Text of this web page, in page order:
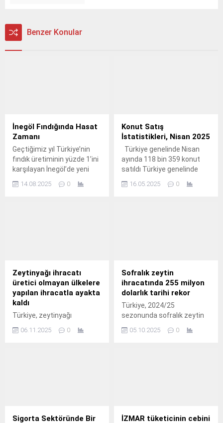
Benzer Konular
İnegöl Fındığında Hasat
Zamanı
Geçtiğimiz yıl Türkiye’nin
fındık üretiminin yüzde 1’ini
karşılayan İnegöl’de yeni
14.08.2025 0
Konut Satış
İstatistikleri, Nisan 2025
Türkiye genelinde Nisan
ayında 118 bin 359 konut
satıldı Türkiye genelinde
bir önceki yılın aynı ayına
16.05.2025 0
Zeytinyağı ihracatı
üretici olmayan ülkelere
yapılan ihracatla ayakta
kaldı
Türkiye, zeytinyağı
zorluklarla dolu bir sezonu
06.11.2025 0
Sofralık zeytin
ihracatında 255 milyon
dolarlık tarihi rekor
Türkiye, 2024/25
sezonunda sofralık zeytin
bin dolarlık gelirle hedefini
05.10.2025 0
Sigorta Sektöründe Bir
İZMAR tüketicinin cebini